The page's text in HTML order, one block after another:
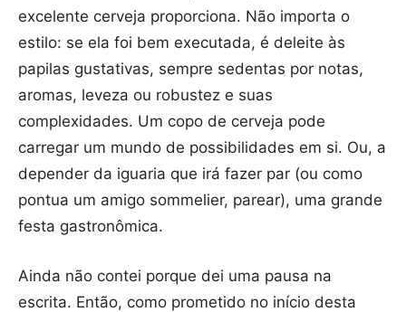
excelente cerveja proporciona. Não importa o
estilo: se ela foi bem executada, é deleite às
papilas gustativas, sempre sedentas por notas,
aromas, leveza ou robustez e suas
complexidades. Um copo de cerveja pode
carregar um mundo de possibilidades em si. Ou, a
depender da iguaria que irá fazer par (ou como
pontua um amigo sommelier, parear), uma grande
festa gastronômica.
Ainda não contei porque dei uma pausa na
escrita. Então, como prometido no início desta